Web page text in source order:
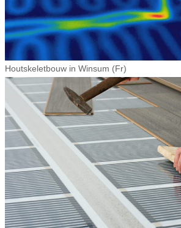
Houtskeletbouw in Winsum (Fr)